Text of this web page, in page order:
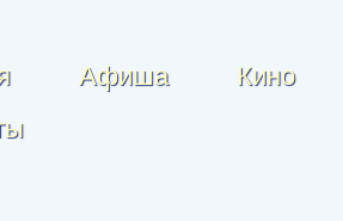
Афиша Кино